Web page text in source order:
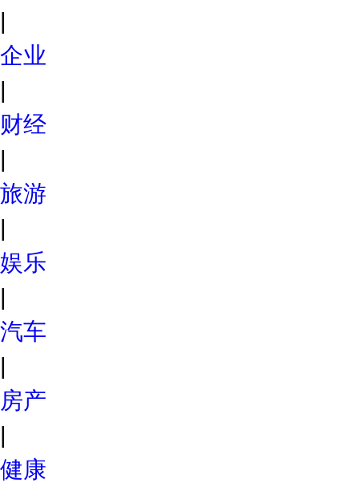
|
企业
|
财经
|
旅游
|
娱乐
|
汽车
|
房产
|
健康